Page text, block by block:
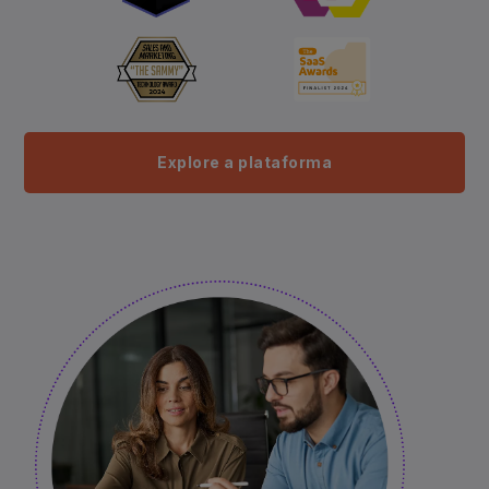
Explore a plataforma